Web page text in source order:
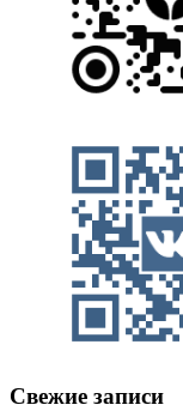
Свежие записи